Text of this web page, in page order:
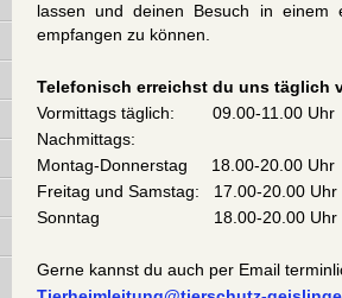
lassen und deinen Besuch in einem
empfangen zu können.
Telefonisch erreichst du uns täglich
Vormittags täglich: 09.00-11.00 Uhr
Nachmittags:
Montag-Donnerstag 18.00-20.00 Uhr
Freitag und Samstag: 17.00-20.00 Uhr
Sonntag 18.00-20.00 Uhr
Gerne kannst du auch per Email